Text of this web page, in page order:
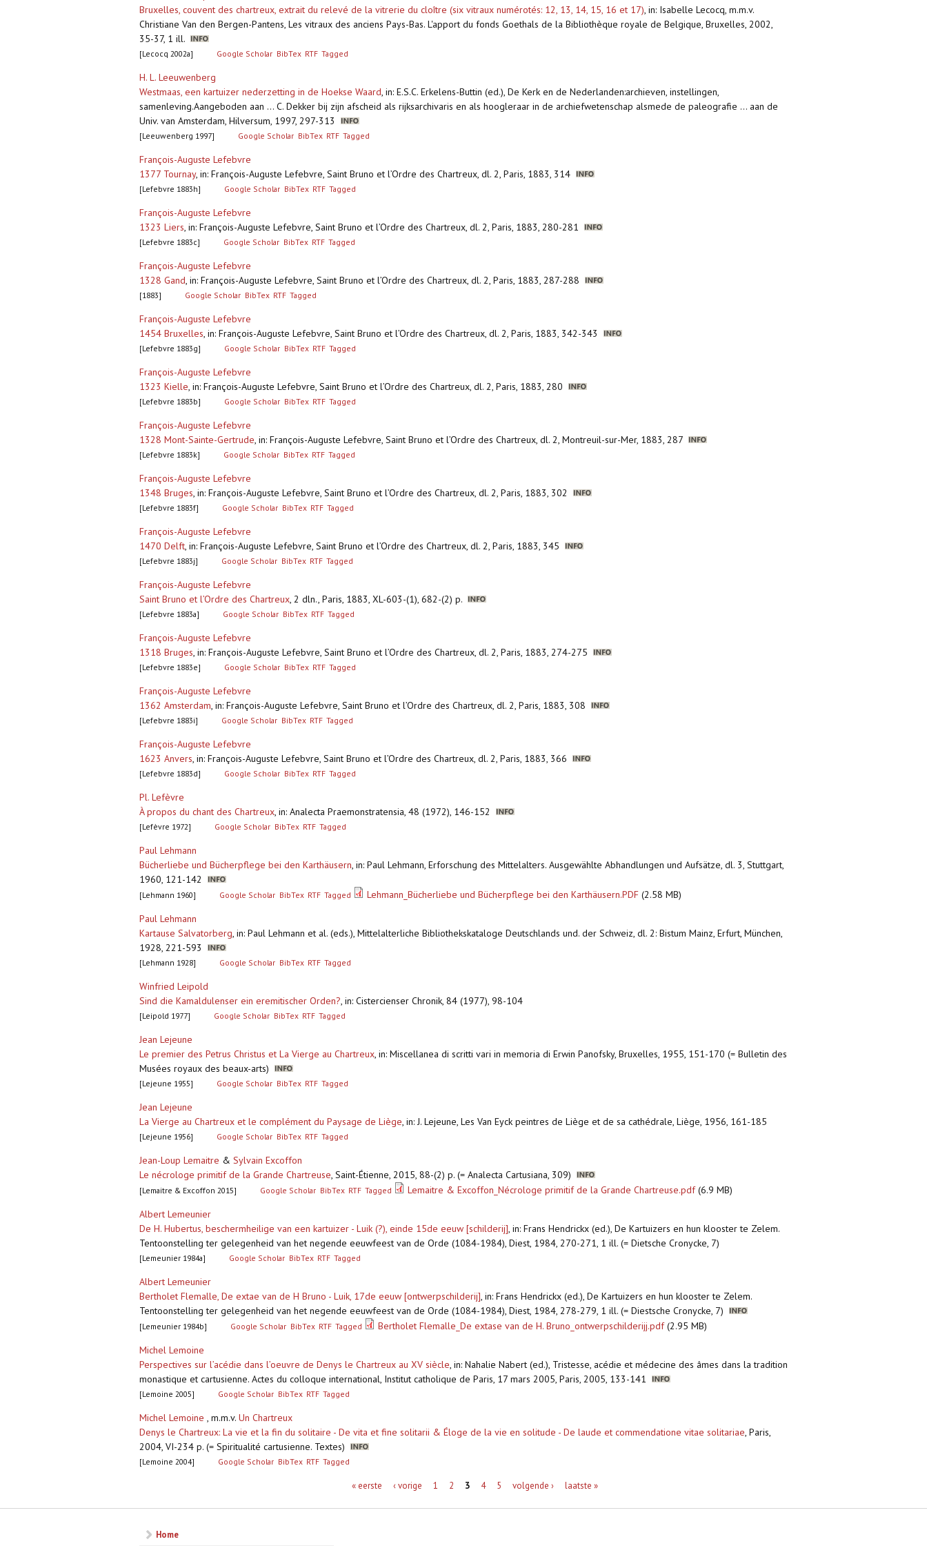
Bruxelles, couvent des chartreux, extrait du relevé de la vitrerie du cloître (six vitraux numérotés: 12, 13, 14, 15, 16 et 17), in: Isabelle Lecocq, m.m.v.
Christiane Van den Bergen-Pantens, Les vitraux des anciens Pays-Bas. L'apport du fonds Goethals de la Bibliothèque royale de Belgique, Bruxelles, 2002,
35-37, 1 ill.
[Lecocq 2002a] Google Scholar BibTex RTF Tagged
H. L. Leeuwenberg
Westmaas, een kartuizer nederzetting in de Hoekse Waard, in: E.S.C. Erkelens-Buttin (ed.), De Kerk en de Nederlanden:archieven, instellingen,
samenleving.Aangeboden aan ... C. Dekker bij zijn afscheid als rijksarchivaris en als hoogleraar in de archiefwetenschap alsmede de paleografie ... aan de
Univ. van Amsterdam, Hilversum, 1997, 297-313
[Leeuwenberg 1997] Google Scholar BibTex RTF Tagged
François-Auguste Lefebvre
1377 Tournay, in: François-Auguste Lefebvre, Saint Bruno et l’Ordre des Chartreux, dl. 2, Paris, 1883, 314
[Lefebvre 1883h] Google Scholar BibTex RTF Tagged
François-Auguste Lefebvre
1323 Liers, in: François-Auguste Lefebvre, Saint Bruno et l’Ordre des Chartreux, dl. 2, Paris, 1883, 280-281
[Lefebvre 1883c] Google Scholar BibTex RTF Tagged
François-Auguste Lefebvre
1328 Gand, in: François-Auguste Lefebvre, Saint Bruno et l’Ordre des Chartreux, dl. 2, Paris, 1883, 287-288
[1883] Google Scholar BibTex RTF Tagged
François-Auguste Lefebvre
1454 Bruxelles, in: François-Auguste Lefebvre, Saint Bruno et l’Ordre des Chartreux, dl. 2, Paris, 1883, 342-343
[Lefebvre 1883g] Google Scholar BibTex RTF Tagged
François-Auguste Lefebvre
1323 Kielle, in: François-Auguste Lefebvre, Saint Bruno et l’Ordre des Chartreux, dl. 2, Paris, 1883, 280
[Lefebvre 1883b] Google Scholar BibTex RTF Tagged
François-Auguste Lefebvre
1328 Mont-Sainte-Gertrude, in: François-Auguste Lefebvre, Saint Bruno et l’Ordre des Chartreux, dl. 2, Montreuil-sur-Mer, 1883, 287
[Lefebvre 1883k] Google Scholar BibTex RTF Tagged
François-Auguste Lefebvre
1348 Bruges, in: François-Auguste Lefebvre, Saint Bruno et l’Ordre des Chartreux, dl. 2, Paris, 1883, 302
[Lefebvre 1883f] Google Scholar BibTex RTF Tagged
François-Auguste Lefebvre
1470 Delft, in: François-Auguste Lefebvre, Saint Bruno et l’Ordre des Chartreux, dl. 2, Paris, 1883, 345
[Lefebvre 1883j] Google Scholar BibTex RTF Tagged
François-Auguste Lefebvre
Saint Bruno et l’Ordre des Chartreux, 2 dln., Paris, 1883, XL-603-(1), 682-(2) p.
[Lefebvre 1883a] Google Scholar BibTex RTF Tagged
François-Auguste Lefebvre
1318 Bruges, in: François-Auguste Lefebvre, Saint Bruno et l’Ordre des Chartreux, dl. 2, Paris, 1883, 274-275
[Lefebvre 1883e] Google Scholar BibTex RTF Tagged
François-Auguste Lefebvre
1362 Amsterdam, in: François-Auguste Lefebvre, Saint Bruno et l’Ordre des Chartreux, dl. 2, Paris, 1883, 308
[Lefebvre 1883i] Google Scholar BibTex RTF Tagged
François-Auguste Lefebvre
1623 Anvers, in: François-Auguste Lefebvre, Saint Bruno et l’Ordre des Chartreux, dl. 2, Paris, 1883, 366
[Lefebvre 1883d] Google Scholar BibTex RTF Tagged
Pl. Lefèvre
À propos du chant des Chartreux, in: Analecta Praemonstratensia, 48 (1972), 146-152
[Lefèvre 1972] Google Scholar BibTex RTF Tagged
Paul Lehmann
Bücherliebe und Bücherpflege bei den Karthäusern, in: Paul Lehmann, Erforschung des Mittelalters. Ausgewählte Abhandlungen und Aufsätze, dl. 3, Stuttgart,
1960, 121-142
[Lehmann 1960] Google Scholar BibTex RTF Tagged Lehmann_Bücherliebe und Bücherpflege bei den Karthäusern.PDF (2.58 MB)
Paul Lehmann
Kartause Salvatorberg, in: Paul Lehmann et al. (eds.), Mittelalterliche Bibliothekskataloge Deutschlands und. der Schweiz, dl. 2: Bistum Mainz, Erfurt, München,
1928, 221-593
[Lehmann 1928] Google Scholar BibTex RTF Tagged
Winfried Leipold
Sind die Kamaldulenser ein eremitischer Orden?, in: Cistercienser Chronik, 84 (1977), 98-104
[Leipold 1977] Google Scholar BibTex RTF Tagged
Jean Lejeune
Le premier des Petrus Christus et La Vierge au Chartreux, in: Miscellanea di scritti vari in memoria di Erwin Panofsky, Bruxelles, 1955, 151-170 (= Bulletin des
Musées royaux des beaux-arts)
[Lejeune 1955] Google Scholar BibTex RTF Tagged
Jean Lejeune
La Vierge au Chartreux et le complément du Paysage de Liège, in: J. Lejeune, Les Van Eyck peintres de Liège et de sa cathédrale, Liège, 1956, 161-185
[Lejeune 1956] Google Scholar BibTex RTF Tagged
Jean-Loup Lemaitre & Sylvain Excoffon
Le nécrologe primitif de la Grande Chartreuse, Saint-Étienne, 2015, 88-(2) p. (= Analecta Cartusiana, 309)
[Lemaitre & Excoffon 2015] Google Scholar BibTex RTF Tagged Lemaitre & Excoffon_Nécrologe primitif de la Grande Chartreuse.pdf(6.9 MB)
Albert Lemeunier
De H. Hubertus, beschermheilige van een kartuizer - Luik (?), einde 15de eeuw [schilderij], in: Frans Hendrickx (ed.), De Kartuizers en hun klooster te Zelem.
Tentoonstelling ter gelegenheid van het negende eeuwfeest van de Orde (1084-1984), Diest, 1984, 270-271, 1 ill. (= Dietsche Cronycke, 7)
[Lemeunier 1984a] Google Scholar BibTex RTF Tagged
Albert Lemeunier
Bertholet Flemalle, De extae van de H Bruno - Luik, 17de eeuw [ontwerpschilderij], in: Frans Hendrickx (ed.), De Kartuizers en hun klooster te Zelem.
Tentoonstelling ter gelegenheid van het negende eeuwfeest van de Orde (1084-1984), Diest, 1984, 278-279, 1 ill. (= Diestsche Cronycke, 7)
[Lemeunier 1984b] Google Scholar BibTex RTF Tagged Bertholet Flemalle_De extase van de H. Bruno_ontwerpschilderijj.pdf(2.95 MB)
Michel Lemoine
Perspectives sur l’acédie dans l’oeuvre de Denys le Chartreux au XV siècle, in: Nahalie Nabert (ed.), Tristesse, acédie et médecine des âmes dans la tradition
monastique et cartusienne. Actes du colloque international, Institut catholique de Paris, 17 mars 2005, Paris, 2005, 133-141
[Lemoine 2005] Google Scholar BibTex RTF Tagged
Michel Lemoine , m.m.v. Un Chartreux
Denys le Chartreux: La vie et la fin du solitaire - De vita et fine solitarii & Éloge de la vie en solitude - De laude et commendatione vitae solitariae, Paris,
2004, VI-234 p. (= Spiritualité cartusienne. Textes)
[Lemoine 2004] Google Scholar BibTex RTF Tagged
« eerste ‹ vorige 1 2 3 4 5 volgende › laatste »
Home